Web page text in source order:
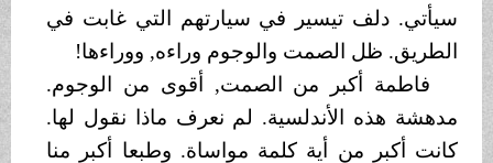
سيأتي. دلف تيسير في سيارتهم التي غابت في
الطريق. ظل الصمت والوجوم وراءه, ووراءها!
فاطمة أكبر من الصمت, أقوى من الوجوم.
مدهشة هذه الأندلسية. لم نعرف ماذا نقول لها.
كانت أكبر من أية كلمة مواساة. وطبعا أكبر منا